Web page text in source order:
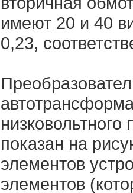
имеют 20 и 40
0,23,
низковольтного
показан на
элементов
элементов